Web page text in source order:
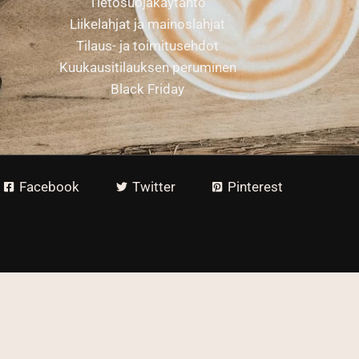
Liikelahjat ja mainoslahjat
Tilaus- ja toimitusehdot
Kuukausitilauksen peruminen
Black Friday
Facebook Twitter Pinterest